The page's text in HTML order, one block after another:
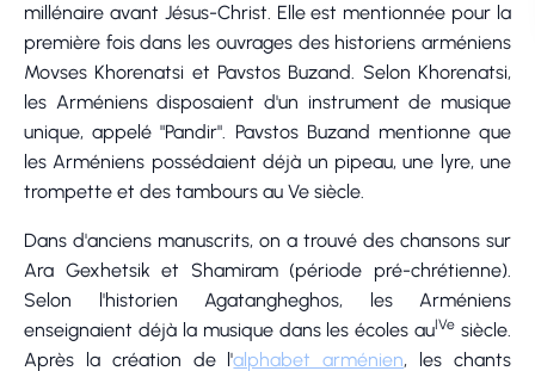
millénaire avant Jésus-Christ. Elle est mentionnée pour la
première fois dans les ouvrages des historiens arméniens
Movses Khorenatsi et Pavstos Buzand. Selon Khorenatsi,
les Arméniens disposaient d'un instrument de musique
unique, appelé "Pandir". Pavstos Buzand mentionne que
les Arméniens possédaient déjà un pipeau, une lyre, une
trompette et des tambours au Ve siècle.
Dans d'anciens manuscrits, on a trouvé des chansons sur
Ara Gexhetsik et Shamiram (période pré-chrétienne).
Selon l'historien Agatangheghos, les Arméniens
enseignaient déjà la musique dans les écoles auIVe siècle.
Après la création de l'alphabet arménien, les chants